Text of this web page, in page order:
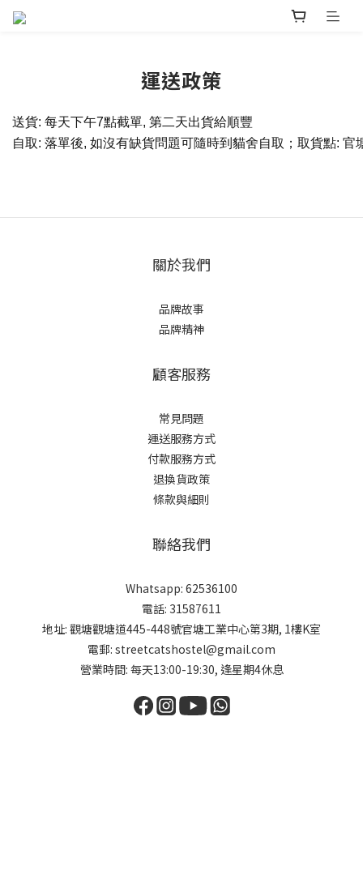
運送政策
送貨: 每天下午7點截單, 第二天出貨給順豐
自取: 落單後, 如沒有缺貨問題可隨時到貓舍自取；取貨點:
關於我們
品牌故事
品牌精神
顧客服務
常見問題
運送服務方式
付款服務方式
退換貨政策
條款與細則
聯絡我們
Whatsapp: 62536100
電話: 31587611
地址: 觀塘觀塘道445-448號官塘工業中心第3期, 1樓K室
電郵: streetcatshostel@gmail.com
營業時間: 每天13:00-19:30, 逢星期4休息